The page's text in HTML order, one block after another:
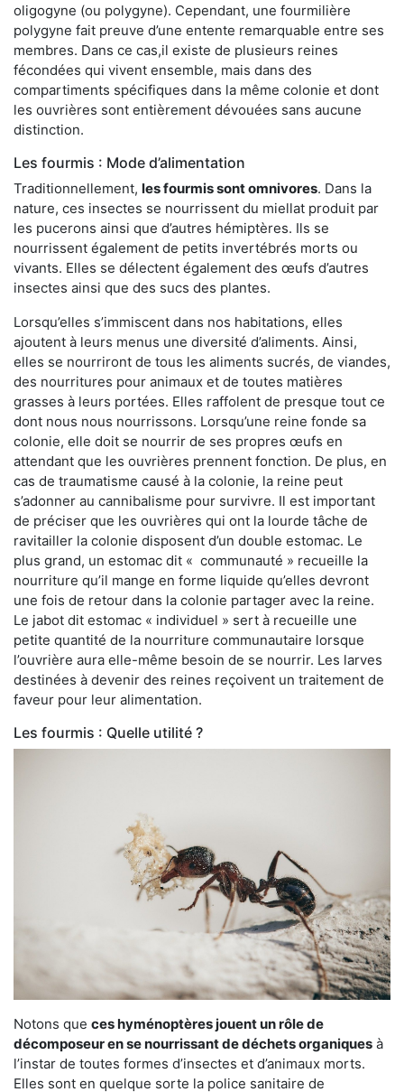
oligogyne (ou polygyne). Cependant, une fourmilière
polygyne fait preuve d’une entente remarquable entre ses
membres. Dans ce cas,il existe de plusieurs reines
fécondées qui vivent ensemble, mais dans des
compartiments spécifiques dans la même colonie et dont
les ouvrières sont entièrement dévouées sans aucune
distinction.
Les fourmis : Mode d’alimentation
Traditionnellement, les fourmis sont omnivores. Dans la
nature, ces insectes se nourrissent du miellat produit par
les pucerons ainsi que d’autres hémiptères. Ils se
nourrissent également de petits invertébrés morts ou
vivants. Elles se délectent également des œufs d’autres
insectes ainsi que des sucs des plantes.
Lorsqu’elles s’immiscent dans nos habitations, elles
ajoutent à leurs menus une diversité d’aliments. Ainsi,
elles se nourriront de tous les aliments sucrés, de viandes,
des nourritures pour animaux et de toutes matières
grasses à leurs portées. Elles raffolent de presque tout ce
dont nous nous nourrissons. Lorsqu’une reine fonde sa
colonie, elle doit se nourrir de ses propres œufs en
attendant que les ouvrières prennent fonction. De plus, en
cas de traumatisme causé à la colonie, la reine peut
s’adonner au cannibalisme pour survivre. Il est important
de préciser que les ouvrières qui ont la lourde tâche de
ravitailler la colonie disposent d’un double estomac. Le
plus grand, un estomac dit « communauté » recueille la
nourriture qu’il mange en forme liquide qu’elles devront
une fois de retour dans la colonie partager avec la reine.
Le jabot dit estomac « individuel » sert à recueille une
petite quantité de la nourriture communautaire lorsque
l’ouvrière aura elle-même besoin de se nourrir. Les larves
destinées à devenir des reines reçoivent un traitement de
faveur pour leur alimentation.
Les fourmis : Quelle utilité ?
Notons que ces hyménoptères jouent un rôle de
décomposeur en se nourrissant de déchets organiques à
l’instar de toutes formes d’insectes et d’animaux morts.
Elles sont en quelque sorte la police sanitaire de